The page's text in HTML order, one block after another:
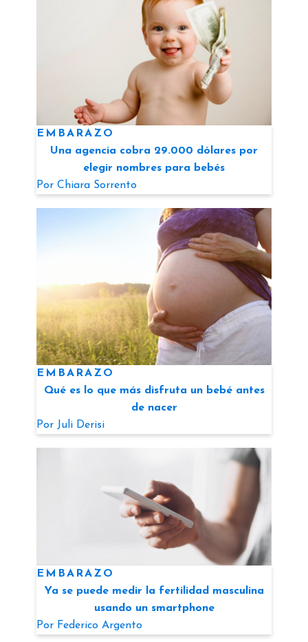
EMBARAZO
Una agencia cobra 29.000 dólares por
elegir nombres para bebés
Por Chiara Sorrento
EMBARAZO
Qué es lo que más disfruta un bebé antes
de nacer
Por Juli Derisi
EMBARAZO
Ya se puede medir la fertilidad masculina
usando un smartphone
Por Federico Argento